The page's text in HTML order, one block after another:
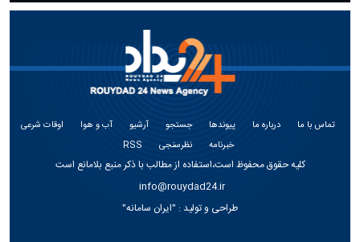
تماس با ما درباره ما پیوندها جستجو آرشیو آب و هوا
اوقات شرعی
خبرنامه
نظرسنجی RSS
کلیه حقوق محفوظ است،استفاده از مطالب با ذکر منبع بلامانع است
info@rouydad24.ir
طراحی و تولید : "ایران سامانه"